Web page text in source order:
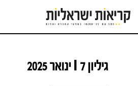
לתוכן
גיליון 7 I ינואר 2025